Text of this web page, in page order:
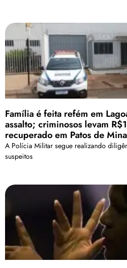
Família é feita refém em
assalto; criminosos levam
recuperado em Patos de
A Polícia Militar segue realizando
suspeitos